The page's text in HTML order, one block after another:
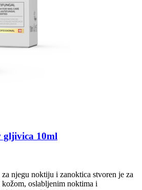
gljivica 10ml
njegu noktiju i zanoktica stvoren je za
kožom, oslabljenim noktima i